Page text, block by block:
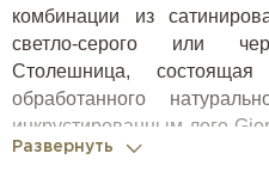
комбинации из
светло-серого или
Столешница,
обработанного
инкрустированным лого
чехлы для outdoor включены
Развернуть